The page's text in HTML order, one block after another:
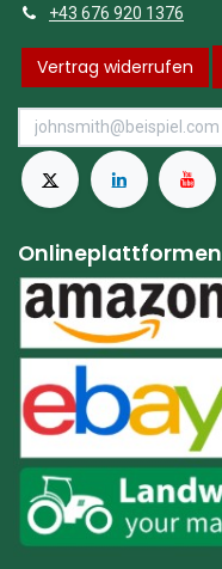
+43 676 920 1376
Vertrag widerrufen
Onlineplattformen